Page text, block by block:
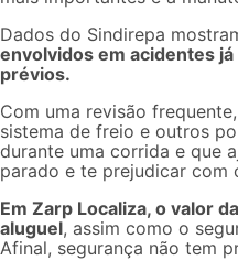
Dados do Sindirepa
envolvidos em acidentes
prévios.
Com uma revisão
sistema de freio e outros
durante uma corrida e que
parado e te prejudicar com
Em Zarp Localiza, o valor
aluguel, assim como o
Afinal, segurança não tem